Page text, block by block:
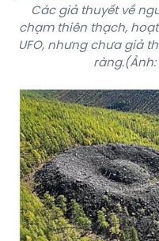
Các giả thuyết về
chạm thiên thạch,
UFO, nhưng chưa giả